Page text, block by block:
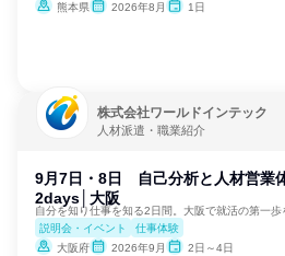
熊本県
2026年8月 1日
株式会社ワールドインテック
人材派遣・職業紹介
9月7日・8日 自己分析と人材営業
2days│大阪
自分を知り仕事を知る2日間。大阪で就活の第一歩
説明会・イベント
仕事体験
大阪府
2026年9月 2日～4日